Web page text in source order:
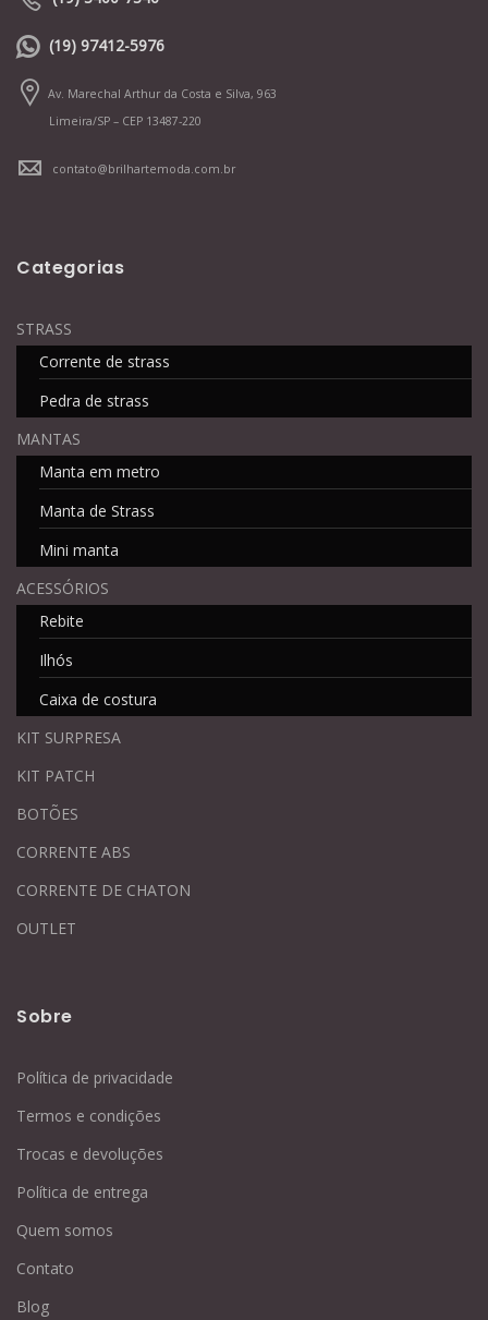
(19) 97412-5976
Av. Marechal Arthur da Costa e Silva, 963
Limeira/SP – CEP 13487-220
contato@brilhartemoda.com.br
Categorias
STRASS
Corrente de strass
Pedra de strass
MANTAS
Manta em metro
Manta de Strass
Mini manta
ACESSÓRIOS
Rebite
Ilhós
Caixa de costura
KIT SURPRESA
KIT PATCH
BOTÕES
CORRENTE ABS
CORRENTE DE CHATON
OUTLET
Sobre
Política de privacidade
Termos e condições
Trocas e devoluções
Política de entrega
Quem somos
Contato
Blog